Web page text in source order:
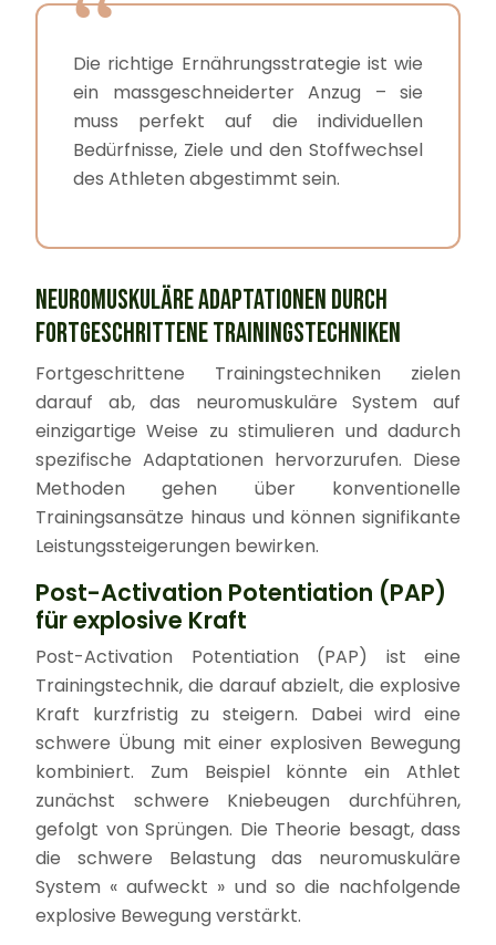
Die richtige Ernährungsstrategie ist wie
ein massgeschneiderter Anzug – sie
muss perfekt auf die individuellen
Bedürfnisse, Ziele und den Stoffwechsel
des Athleten abgestimmt sein.
NEUROMUSKULÄRE ADAPTATIONEN DURCH
FORTGESCHRITTENE TRAININGSTECHNIKEN
Fortgeschrittene Trainingstechniken zielen
darauf ab, das neuromuskuläre System auf
einzigartige Weise zu stimulieren und dadurch
spezifische Adaptationen hervorzurufen. Diese
Methoden gehen über konventionelle
Trainingsansätze hinaus und können signifikante
Leistungssteigerungen bewirken.
Post-Activation Potentiation (PAP)
für explosive Kraft
Post-Activation Potentiation (PAP) ist eine
Trainingstechnik, die darauf abzielt, die explosive
Kraft kurzfristig zu steigern. Dabei wird eine
schwere Übung mit einer explosiven Bewegung
kombiniert. Zum Beispiel könnte ein Athlet
zunächst schwere Kniebeugen durchführen,
gefolgt von Sprüngen. Die Theorie besagt, dass
die schwere Belastung das neuromuskuläre
System « aufweckt » und so die nachfolgende
explosive Bewegung verstärkt.